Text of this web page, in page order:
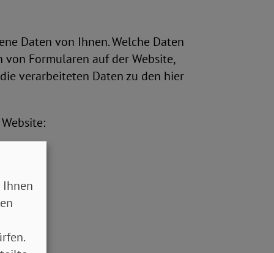
Daten von Ihnen. Welche Daten
Formularen auf der Website,
verarbeiteten Daten zu den hier